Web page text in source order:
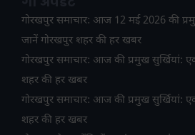
गोरखपुर समाचार: आज 12 मई 2026 की
जानें गोरखपुर शहर की हर खबर
गोरखपुर समाचार: आज की प्रमुख सुर्खियां:
शहर की हर खबर
गोरखपुर समाचार: आज की प्रमुख सुर्खियां:
शहर की हर खबर